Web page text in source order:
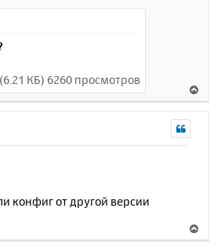
КБ) 6260 просмотров
е
н
конфиг от другой версии
е